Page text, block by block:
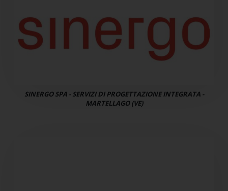
SINERGO SPA - SERVIZI DI PROGETTAZIONE INTEGRATA -
MARTELLAGO (VE)